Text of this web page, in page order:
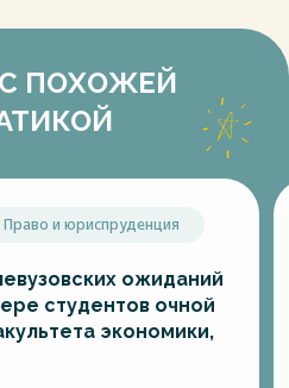
ПОХОЖЕЙ
Право и юриспруденция
ожиданий
студентов очной
экономики,